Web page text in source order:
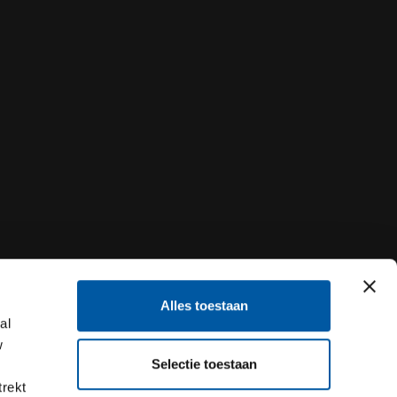
Alles toestaan
Selectie toestaan